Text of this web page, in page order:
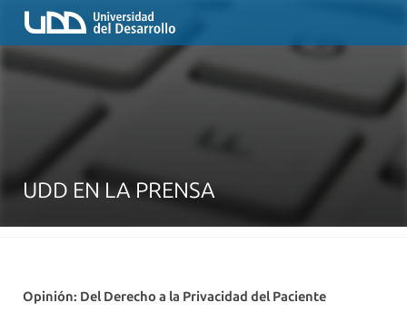
UDD EN LA PRENSA
Opinión: Del Derecho a la Privacidad del Paciente